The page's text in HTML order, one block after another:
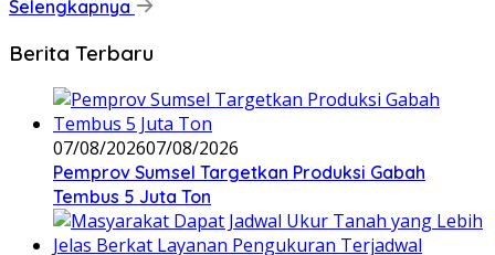
Selengkapnya
Berita Terbaru
07/08/202607/08/2026
Pemprov Sumsel Targetkan Produksi Gabah
Tembus 5 Juta Ton